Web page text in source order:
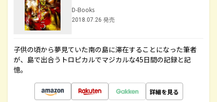
D-Books
2018.07.26 発売
子供の頃から夢見ていた南の島に滞在することになった筆者
が、島で出合うトロピカルでマジカルな45日間の記録と記
憶。
詳細を見る